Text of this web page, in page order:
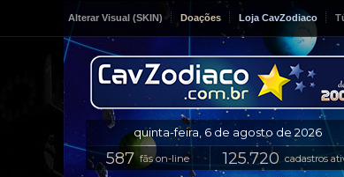
Alterar Visual (SKIN) Doações Loja CavZodiaco
fãs on-line cadastros